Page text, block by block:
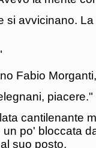
si avvicinano.
Fabio
piacere."
cantilenante
un po' bloccata
suo posto.